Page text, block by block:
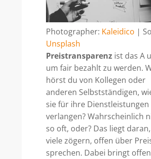
Photographer: Kaleidico |
Unsplash
Preistransparenzist das A
um fair bezahlt zu werden.
hörst du von Kollegen oder
anderen Selbstständigen,
sie für ihre Dienstleistungen
verlangen? Wahrscheinlich
so oft, oder? Das liegt
viele zögern, offen über
sprechen. Dabei bringt